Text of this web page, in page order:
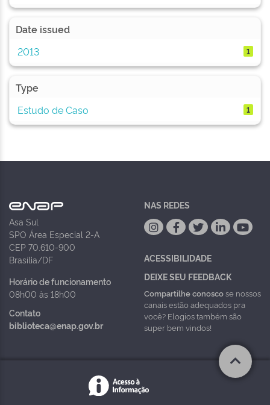
Date issued
2013
1
Type
Estudo de Caso
1
Asa Sul
SPO Área Especial 2-A
CEP 70.610-900
Brasília/DF
Horário de funcionamento
08h00 às 18h00
Contato
biblioteca@enap.gov.br
NAS REDES
ACESSIBILIDADE
DEIXE SEU FEEDBACK
Compartilhe conoscose nossos
canais estão adequados pra
você? Elogios também são
super bem vindos!